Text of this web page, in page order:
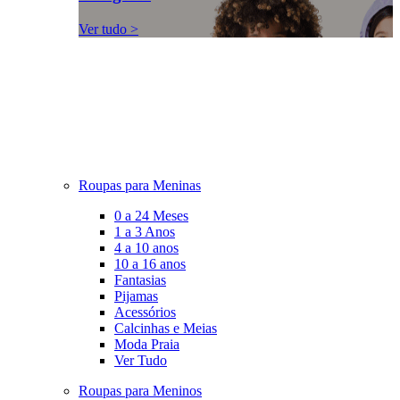
Ver tudo >
Roupas para Meninas
0 a 24 Meses
1 a 3 Anos
4 a 10 anos
10 a 16 anos
Fantasias
Pijamas
Acessórios
Calcinhas e Meias
Moda Praia
Ver Tudo
Roupas para Meninos